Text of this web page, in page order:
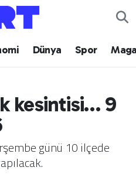
Dünya Spor
kesintisi… 9
günü 10 ilçede